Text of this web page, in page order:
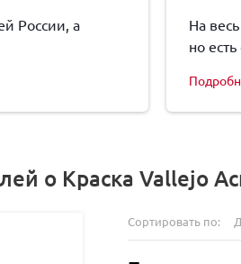
России, а
На
но
о Краска Vallejo
Сортировать по: